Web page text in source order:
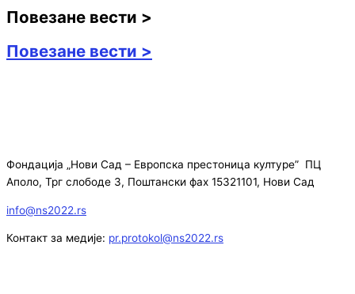
Повезане вести >
Повезане вести >
Фондација „Нови Сад – Европска престоница културе” ПЦ
Аполо, Трг слободе 3, Поштански фах 15321101, Нови Сад
info@ns2022.rs
Контакт за медије: pr.protokol@ns2022.rs